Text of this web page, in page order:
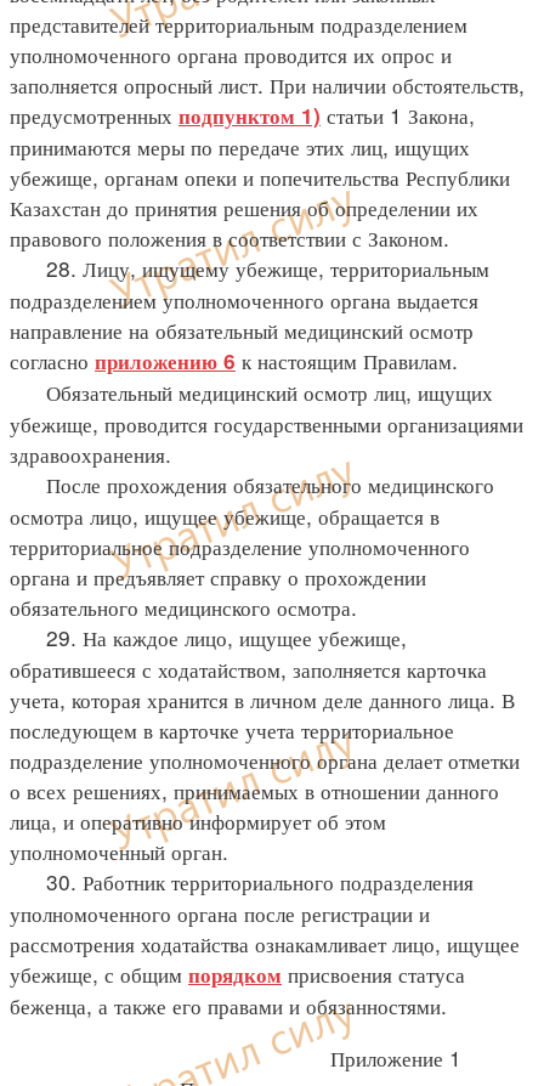
представителей территориальным подразделением
уполномоченного органа проводится их опрос и
заполняется опросный лист. При наличии обстоятельств,
предусмотренных подпунктом 1) статьи 1 Закона,
принимаются меры по передаче этих лиц, ищущих
убежище, органам опеки и попечительства Республики
Казахстан до принятия решения об определении их
правового положения в соответствии с Законом.
28. Лицу, ищущему убежище, территориальным
подразделением уполномоченного органа выдается
направление на обязательный медицинский осмотр
согласно приложению 6 к настоящим Правилам.
Обязательный медицинский осмотр лиц, ищущих
убежище, проводится государственными организациями
здравоохранения.
После прохождения обязательного медицинского
осмотра лицо, ищущее убежище, обращается в
территориальное подразделение уполномоченного
органа и предъявляет справку о прохождении
обязательного медицинского осмотра.
29. На каждое лицо, ищущее убежище,
обратившееся с ходатайством, заполняется карточка
учета, которая хранится в личном деле данного лица. В
последующем в карточке учета территориальное
подразделение уполномоченного органа делает отметки
о всех решениях, принимаемых в отношении данного
лица, и оперативно информирует об этом
уполномоченный орган.
30. Работник территориального подразделения
уполномоченного органа после регистрации и
рассмотрения ходатайства ознакамливает лицо, ищущее
убежище, с общим порядком присвоения статуса
беженца, а также его правами и обязанностями.
Приложение 1